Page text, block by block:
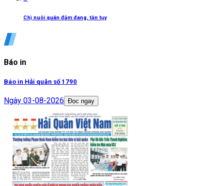
Chị nuôi quân đảm đang, tận tụy
Báo in
Báo in Hải quân số 1790
Ngày 03-08-2026 Đọc ngay